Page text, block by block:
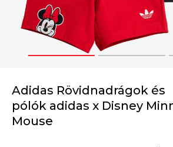
1 2
Adidas Rövidnadrágok és
pólók adidas x Disney
Mouse